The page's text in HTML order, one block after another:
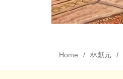
Home 林獻元